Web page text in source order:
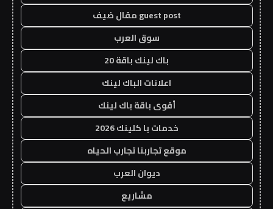
guest post مقال ضيف
سوق العرب
باك لينك باقة 20
اعلانات الباك لينك
أقوى باقة باك لينك
خدمات با كلينك 2026
موقع تجاربنا تجارب الحياه
ديوان العرب
مشاريع